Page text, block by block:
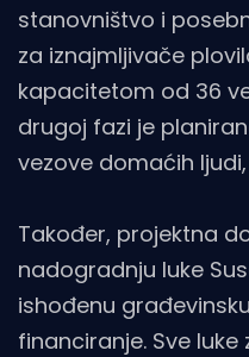
stanovništvo i
za iznajmljivače
kapacitetom od 36
drugoj fazi je
vezove domaćih
Također, projektna
nadogradnju luke
ishođenu
financiranje. Sve